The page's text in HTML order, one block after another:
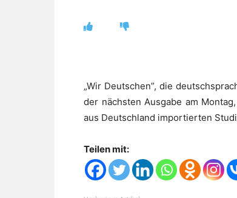
„Wir Deutschen”, die
der nächsten Ausgabe am
aus Deutschland importierten
Teilen mit: